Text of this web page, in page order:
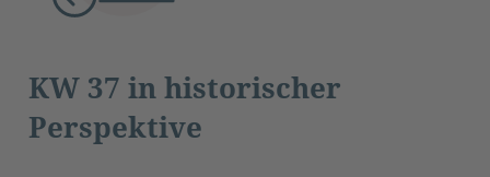
KW 37 in historischer
Perspektive